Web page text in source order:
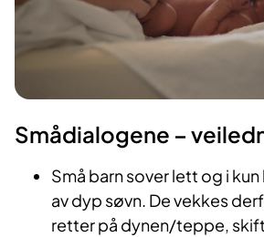
Smådialogene –
Små barn sover lett og i
av dyp søvn. De vekkes
retter på dynen/teppe,